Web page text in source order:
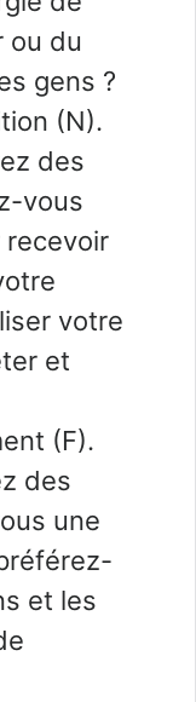
ou du
gens ?
(N).
des
vous
recevoir
votre
et
(F).
des
une
et les